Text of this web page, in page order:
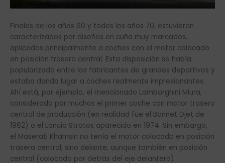
Finales de los años 60 y todos los años 70, estuvieron
caracterizados por diseños en cuña muy marcados,
aplicados principalmente a coches con el motor colocado
en posición trasera central. Esta disposición se había
popularizado entre los fabricantes de grandes deportivos y
estaba dando lugar a coches realmente impresionantes.
Ahí está, por ejemplo, el mencionado Lamborghini Miura,
considerado por muchos el primer coche con motor trasero
central de producción (en realidad fue el Bonnet Djet de
1962) o el Lancia Stratos aparecido en 1974. Sin embargo,
el Maserati Khamsin no tenía el motor colocado en posición
trasera central, sino delante, aunque también en posición
central (colocado por detrás del eje delantero).